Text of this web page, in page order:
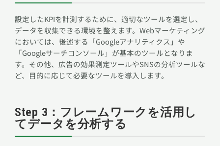
設定したKPIを計測するために、適切なツールを選定し、
データを収集できる環境を整えます。Webマーケティング
においては、後述する「Googleアナリティクス」や
「Googleサーチコンソール」が基本のツールとなりま
す。その他、広告の効果測定ツールやSNSの分析ツールな
ど、目的に応じて必要なツールを導入します。
Step 3：フレームワークを活用し
てデータを分析する